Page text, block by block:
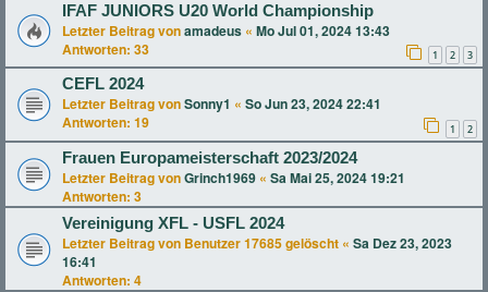
IFAF JUNIORS U20 World Championship
Letzter Beitrag vonamadeus « Mo Jul 01, 2024 13:43
Antworten: 33 1 2 3
CEFL 2024
Letzter Beitrag vonSonny1 « So Jun 23, 2024 22:41
Antworten: 19 1 2
Frauen Europameisterschaft 2023/2024
Letzter Beitrag vonGrinch1969 « Sa Mai 25, 2024 19:21
Antworten: 3
Vereinigung XFL - USFL 2024
Letzter Beitrag von Benutzer 17685 gelöscht « Sa Dez 23, 2023
16:41
Antworten: 4